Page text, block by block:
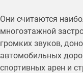
Они считаются
многоэтажной
громких звуков,
автомобильных
спортивных арен и